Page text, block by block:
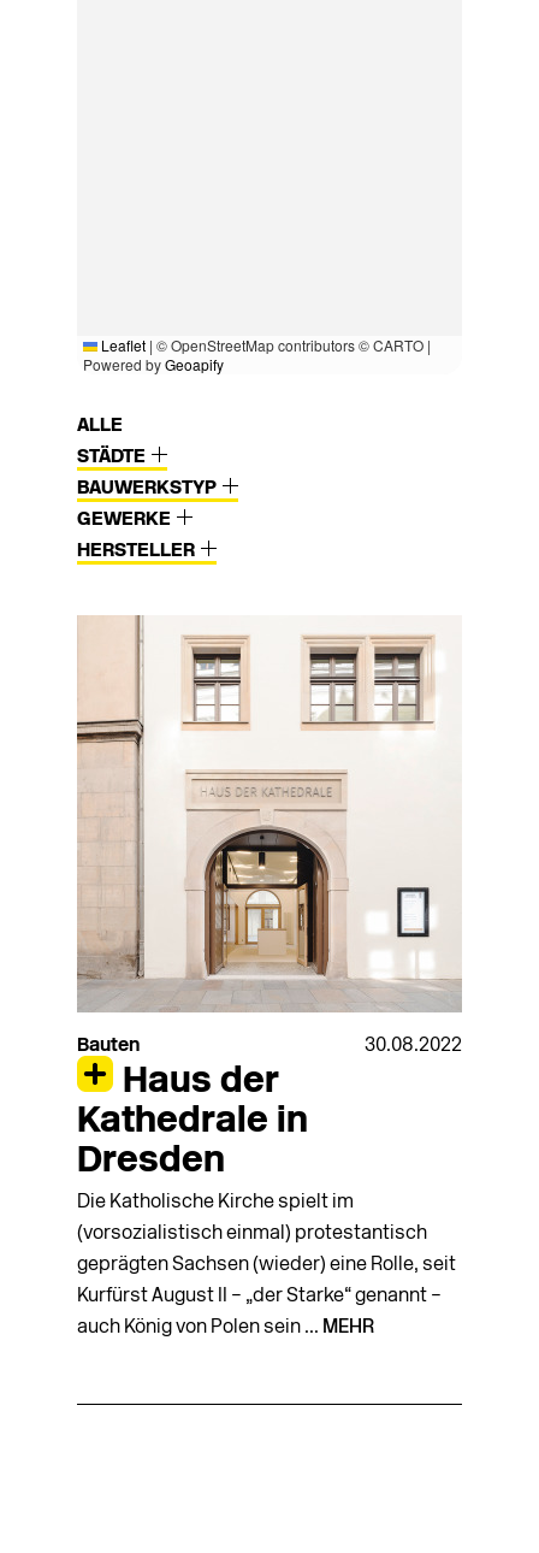
Leaflet | © OpenStreetMap contributors © CARTO |
Powered byGeoapify
ALLE
STÄDTE
BAUWERKSTYP
GEWERKE
HERSTELLER
Bauten 30.08.2022
Haus der
Kathedrale in
Dresden
Die Katholische Kirche spielt im
(vorsozialistisch einmal) protestantisch
geprägten Sachsen (wieder) eine Rolle, seit
Kurfürst August II – „der Starke“ genannt –
auch König von Polen sein ... MEHR